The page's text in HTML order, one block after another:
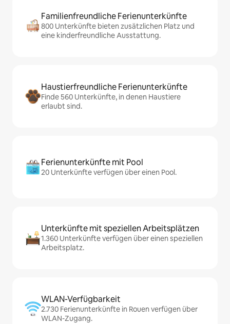
Familienfreundliche Ferienunterkünfte
800 Unterkünfte bieten zusätzlichen Platz und
eine kinderfreundliche Ausstattung.
Haustierfreundliche Ferienunterkünfte
Finde 560 Unterkünfte, in denen Haustiere
erlaubt sind.
Ferienunterkünfte mit Pool
20 Unterkünfte verfügen über einen Pool.
Unterkünfte mit speziellen Arbeitsplätzen
1.360 Unterkünfte verfügen über einen speziellen
Arbeitsplatz.
WLAN-Verfügbarkeit
2.730 Ferienunterkünfte in Rouen verfügen über
WLAN-Zugang.